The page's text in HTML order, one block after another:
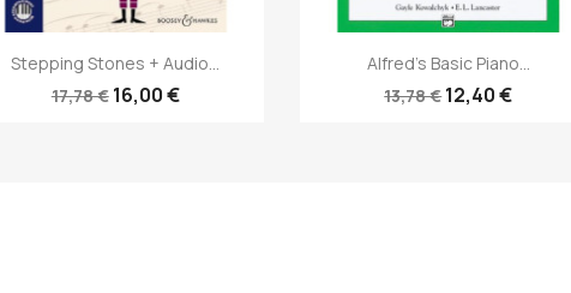
Anteprima
Stepping Stones + Audio...
17,78 € 16,00 €
Anteprima
Alfred's Basic Piano...
13,78 €12,40 €